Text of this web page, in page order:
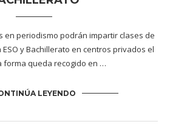
en periodismo podrán impartir clases de
y Bachillerato en centros privados el
forma queda recogido en …
LEYENDO